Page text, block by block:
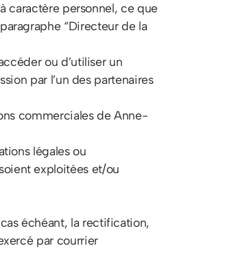
caractère personnel, ce que
“Directeur de la
ou d’utiliser un
par l’un des partenaires
commerciales de Anne-
légales ou
exploitées et/ou
échéant, la rectification,
par courrier